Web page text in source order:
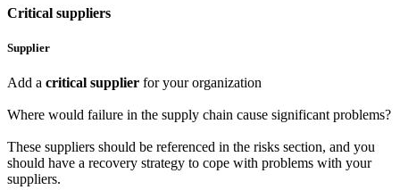
Critical suppliers
Supplier
Add a critical supplier for your organization
Where would failure in the supply chain cause significant problems?
These suppliers should be referenced in the risks section, and you
should have a recovery strategy to cope with problems with your
suppliers.